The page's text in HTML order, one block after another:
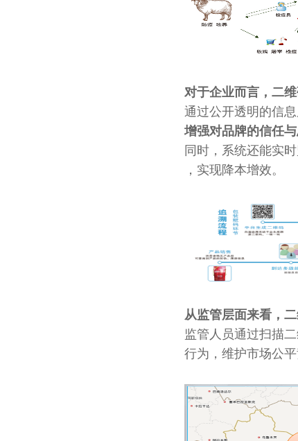
对于企业而言，二
通过公开透明的信
增强对品牌的信任
同时，系统还能实
，实现降本增效。
从监管层面来看，
监管人员通过扫描
行为，维护市场公平